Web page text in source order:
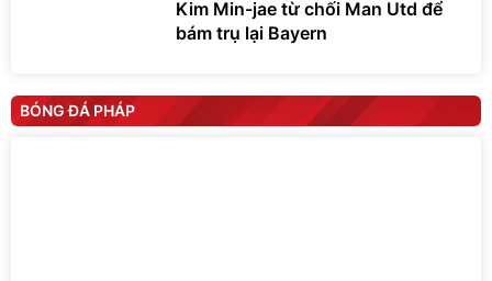
Kim Min-jae từ chối Man Utd để
bám trụ lại Bayern
BÓNG ĐÁ PHÁP